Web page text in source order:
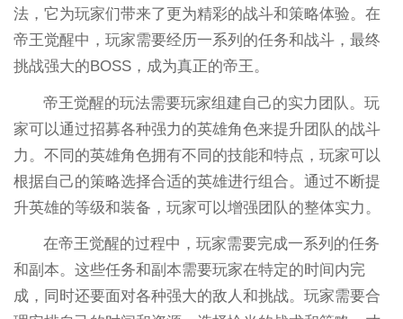
法，它为玩家们带来了更为精彩的战斗和策略体验。在
帝王觉醒中，玩家需要经历一系列的任务和战斗，最终
挑战强大的BOSS，成为真正的帝王。
帝王觉醒的玩法需要玩家组建自己的实力团队。玩
家可以通过招募各种强力的英雄角色来提升团队的战斗
力。不同的英雄角色拥有不同的技能和特点，玩家可以
根据自己的策略选择合适的英雄进行组合。通过不断提
升英雄的等级和装备，玩家可以增强团队的整体实力。
在帝王觉醒的过程中，玩家需要完成一系列的任务
和副本。这些任务和副本需要玩家在特定的时间内完
成，同时还要面对各种强大的敌人和挑战。玩家需要合